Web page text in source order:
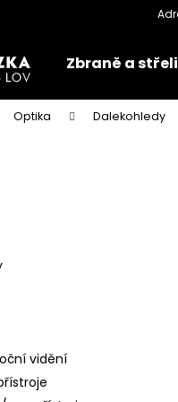
Zbraně a
Optika Dalekohledy
vidění